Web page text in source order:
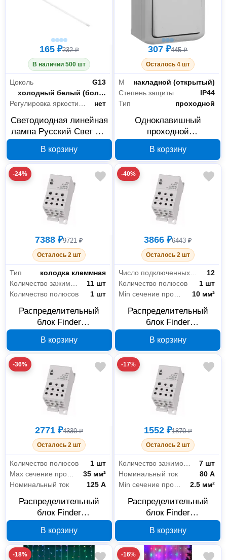
165 ₽232 ₽
В наличии 500 шт
Цоколь
G13
Цветность
холодный белый (более 5000 К)
нет
Светодиодная линейная
лампа Русский Свет RS
G13, 9 Вт, 6500 К
В корзину
307 ₽445 ₽
Осталось 4 шт
накладной (открытый)
Степень защиты
IP44
Тип
проходной
Одноклавишный
проходной
Quteo IP44 серый
782334
В корзину
-24%
7388 ₽9721 ₽
Осталось 2 шт
Тип
колодка клеммная
11 шт
Количество полюсов
1 шт
Распределительный
блок Finder
полюс
В корзину
-40%
3866 ₽6443 ₽
Осталось 2 шт
Число подключенных проводников
12
Количество полюсов
1 шт
Min сечение провода
10 мм²
Распределительный
блок Finder
зажимов
В корзину
-36%
2771 ₽4330 ₽
Осталось 2 шт
Количество полюсов
1 шт
35 мм²
Номинальный ток
125 А
Распределительный
блок Finder
зажимов
В корзину
-17%
1552 ₽1870 ₽
Осталось 2 шт
Количество зажимов на 1 полюс
7 шт
Номинальный ток
80 А
Min сечение провода
2.5 мм²
Распределительный
блок Finder
зажимов
В корзину
-18% -16%